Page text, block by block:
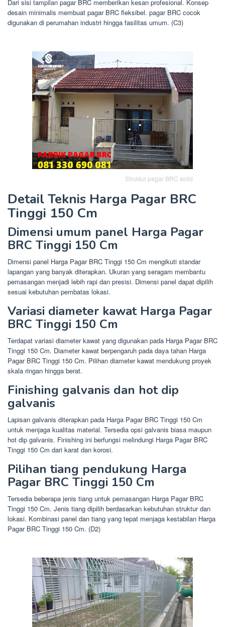
Dari sisi tampilan pagar BRC memberikan kesan profesional. Konsep
desain minimalis membuat pagar BRC fleksibel. pagar BRC cocok
digunakan di perumahan industri hingga fasilitas umum. (C3)
Struktur pagar BRC solid
Detail Teknis Harga Pagar BRC
Tinggi 150 Cm
Dimensi umum panel Harga Pagar
BRC Tinggi 150 Cm
Dimensi panel Harga Pagar BRC Tinggi 150 Cm mengikuti standar
lapangan yang banyak diterapkan. Ukuran yang seragam membantu
pemasangan menjadi lebih rapi dan presisi. Dimensi panel dapat dipilih
sesuai kebutuhan pembatas lokasi.
Variasi diameter kawat Harga Pagar
BRC Tinggi 150 Cm
Terdapat variasi diameter kawat yang digunakan pada Harga Pagar BRC
Tinggi 150 Cm. Diameter kawat berpengaruh pada daya tahan Harga
Pagar BRC Tinggi 150 Cm. Pilihan diameter kawat mendukung proyek
skala ringan hingga berat.
Finishing galvanis dan hot dip
galvanis
Lapisan galvanis diterapkan pada Harga Pagar BRC Tinggi 150 Cm
untuk menjaga kualitas material. Tersedia opsi galvanis biasa maupun
hot dip galvanis. Finishing ini berfungsi melindungi Harga Pagar BRC
Tinggi 150 Cm dari karat dan korosi.
Pilihan tiang pendukung Harga
Pagar BRC Tinggi 150 Cm
Tersedia beberapa jenis tiang untuk pemasangan Harga Pagar BRC
Tinggi 150 Cm. Jenis tiang dipilih berdasarkan kebutuhan struktur dan
lokasi. Kombinasi panel dan tiang yang tepat menjaga kestabilan Harga
Pagar BRC Tinggi 150 Cm. (D2)